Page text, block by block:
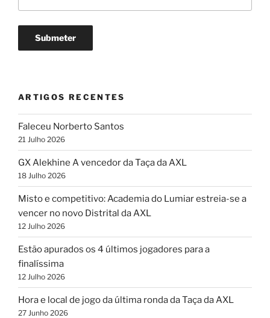
ARTIGOS RECENTES
Faleceu Norberto Santos
21 Julho 2026
GX Alekhine A vencedor da Taça da AXL
18 Julho 2026
Misto e competitivo: Academia do Lumiar estreia-se a
vencer no novo Distrital da AXL
12 Julho 2026
Estão apurados os 4 últimos jogadores para a
finalíssima
12 Julho 2026
Hora e local de jogo da última ronda da Taça da AXL
27 Junho 2026